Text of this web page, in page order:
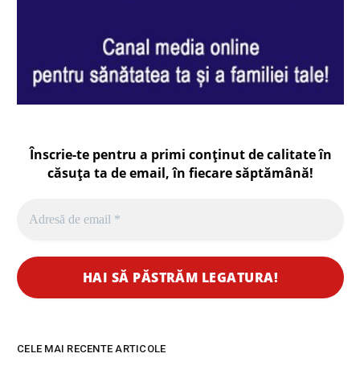
Înscrie-te pentru a primi conținut de calitate în
căsuța ta de email, în fiecaresăptămână!
CELE MAI RECENTE ARTICOLE